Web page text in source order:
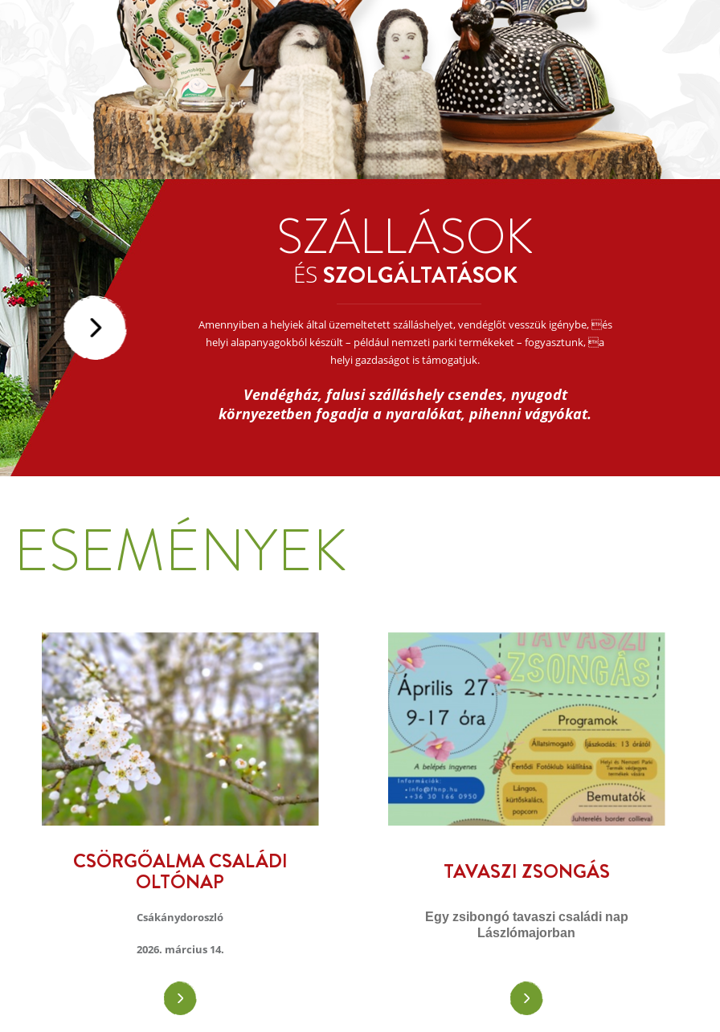
SZÁLLÁSOK
ÉS SZOLGÁLTATÁSOK
Amennyiben a helyiek által üzemeltetett szálláshelyet, vendéglőt vesszük igénybe, és
helyi alapanyagokból készült – például nemzeti parki termékeket – fogyasztunk, a
helyi gazdaságot is támogatjuk.
Vendégház, falusi szálláshely csendes, nyugodt
környezetben fogadja a nyaralókat, pihenni vágyókat.
ESEMÉNYEK
CSÖRGŐALMA CSALÁDI
OLTÓNAP
Csákánydoroszló
2026. március 14.
TAVASZI ZSONGÁS
Egy zsibongó tavaszi családi nap
Lászlómajorban